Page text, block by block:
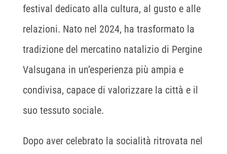
festival dedicato alla cultura, al gusto e alle
relazioni. Nato nel 2024, ha trasformato la
tradizione del mercatino natalizio di Pergine
Valsugana in un’esperienza più ampia e
condivisa, capace di valorizzare la città e il
suo tessuto sociale.
Dopo aver celebrato la socialità ritrovata nel